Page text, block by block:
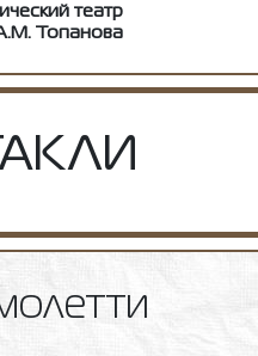
театр
Топанова